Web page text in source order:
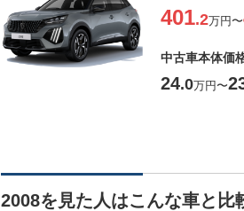
401.2万円〜
中古車本体価
24.0万円〜
2008を見た人はこんな車と比